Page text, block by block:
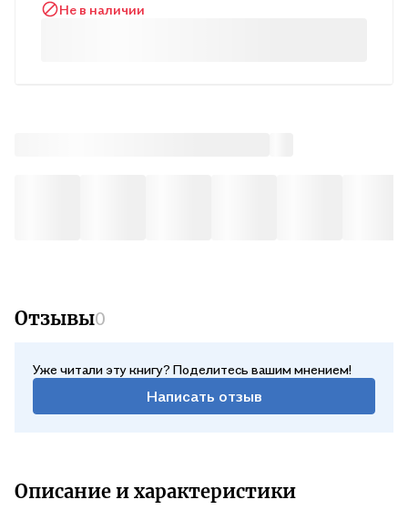
переводе с приложением итальянского оригинала.
Не в наличии
Отзывы0
Уже читали эту книгу? Поделитесь вашим мнением!
Написать отзыв
Описание и характеристики